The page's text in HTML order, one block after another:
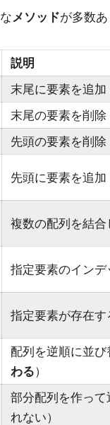
メソッドが多数
説明
末尾に要素を追加
末尾の要素を削除
先頭の要素を削除
先頭に要素を追加
複数の配列を結
指定要素のイン
指定要素が存在
配列を逆順に並び
わる）
部分配列を作っ
れない）